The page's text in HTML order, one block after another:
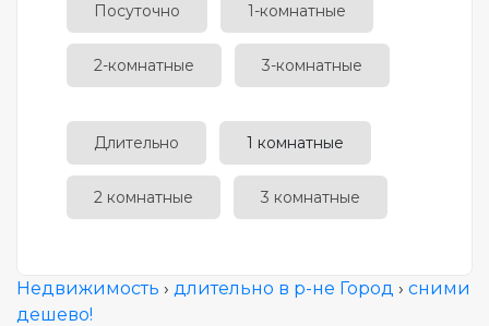
Посуточно 1-комнатные
2-комнатные 3-комнатные
Длительно 1 комнатные
2 комнатные 3 комнатные
Недвижимость › длительно в р-не Город › сними
дешево!